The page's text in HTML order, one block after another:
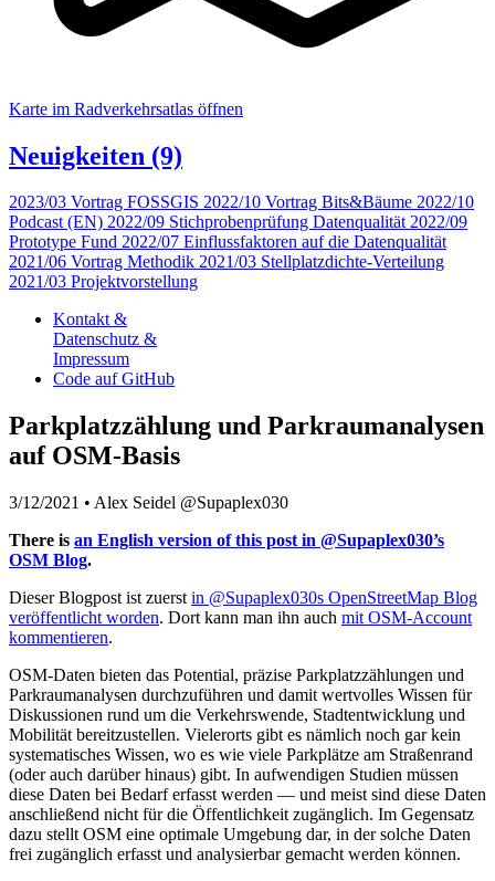
Karte im Radverkehrsatlas öffnen
Neuigkeiten (9)
2023/03 Vortrag FOSSGIS 2022/10 Vortrag Bits&Bäume 2022/10
Podcast (EN) 2022/09 Stichprobenprüfung Datenqualität2022/09
Prototype Fund 2022/07 Einflussfaktoren auf die Datenqualität
2021/06 Vortrag Methodik 2021/03 Stellplatzdichte-Verteilung
2021/03 Projektvorstellung
Kontakt &
Datenschutz &
Impressum
Code auf GitHub
Parkplatzzählung und Parkraumanalysen
auf OSM-Basis
3/12/2021 • Alex Seidel @Supaplex030
There is an English version of this post in @Supaplex030’s
OSM Blog.
Dieser Blogpost ist zuerst in @Supaplex030s OpenStreetMap Blog
veröffentlicht worden. Dort kann man ihn auch mit OSM-Account
kommentieren.
OSM-Daten bieten das Potential, präzise Parkplatzzählungen und
Parkraumanalysen durchzuführen und damit wertvolles Wissen für
Diskussionen rund um die Verkehrswende, Stadtentwicklung und
Mobilität bereitzustellen. Vielerorts gibt es nämlich noch gar kein
systematisches Wissen, wo es wie viele Parkplätze am Straßenrand
(oder auch darüber hinaus) gibt. In aufwendigen Studien müssen
diese Daten bei Bedarf erfasst werden — und meist sind diese Daten
anschließend nicht für die Öffentlichkeit zugänglich. Im Gegensatz
dazu stellt OSM eine optimale Umgebung dar, in der solche Daten
frei zugänglich erfasst und analysierbar gemacht werden können.